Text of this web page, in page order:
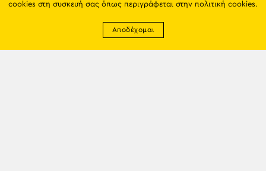
cookies στη συσκευή σας όπως περιγράφεται στην πολιτική cookies.
Αποδέχομαι